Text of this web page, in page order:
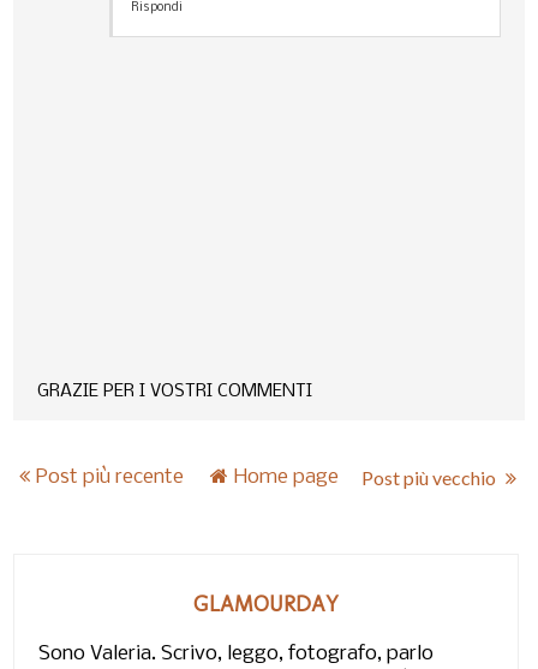
Rispondi
GRAZIE PER I VOSTRI COMMENTI
Post più recente Post più vecchio
Home page
GLAMOURDAY
Sono Valeria. Scrivo, leggo, fotografo, parlo